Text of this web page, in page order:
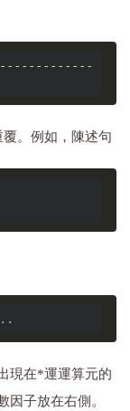
。例如，陳述句
現在*運運算元的
因子放在右側。